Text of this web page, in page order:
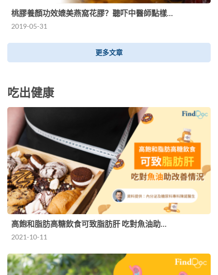
桃膠養顏功效媲美燕窩花膠？聽吓中醫師點樣…
2019-05-31
更多文章
吃出健康
高飽和脂肪高糖飲食可致脂肪肝 吃對魚油助…
2021-10-11